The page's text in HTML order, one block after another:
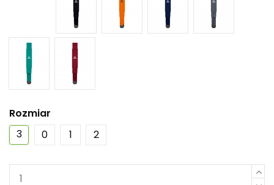
Rozmiar
3
0 1 2